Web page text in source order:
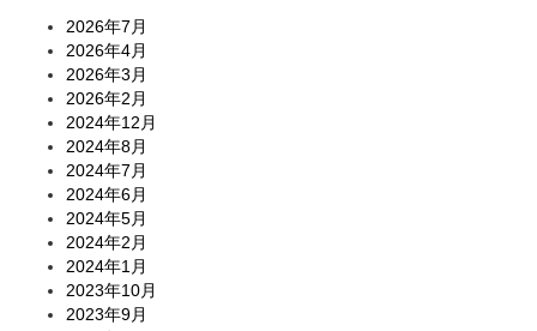
2026年7月
2026年4月
2026年3月
2026年2月
2024年12月
2024年8月
2024年7月
2024年6月
2024年5月
2024年2月
2024年1月
2023年10月
2023年9月